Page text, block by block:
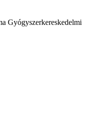
Gyógyszerkereskedelmi